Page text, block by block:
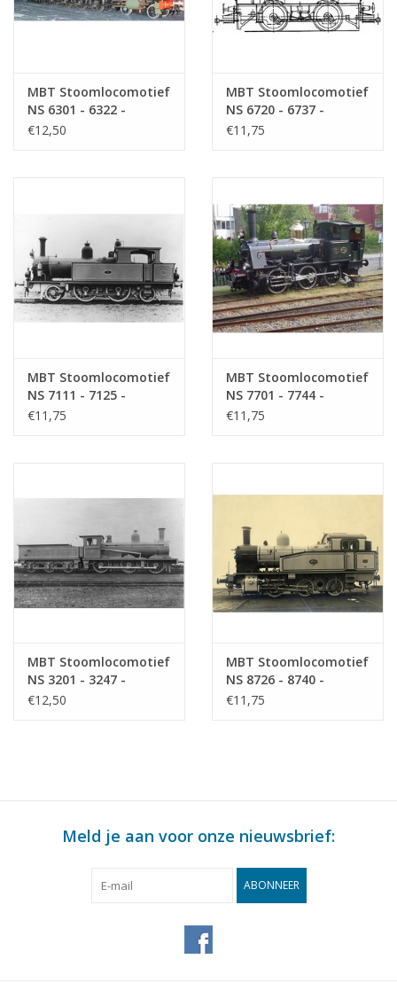
MBT Stoomlocomotief
NS 6301 - 6322 -
Bouwtekening Schaal 1
€12,50
MBT Stoomlocomotief
NS 6720 - 6737 -
Bouwtekening Schaal 1
€11,75
MBT Stoomlocomotief
NS 7111 - 7125 -
Bouwtekening Schaal 1
€11,75
MBT Stoomlocomotief
NS 7701 - 7744 -
Bouwtekening Schaal 1
€11,75
MBT Stoomlocomotief
NS 3201 - 3247 -
Bouwtekening Schaal 1
€12,50
MBT Stoomlocomotief
NS 8726 - 8740 -
Bouwtekening Schaal 1
€11,75
Meld je aan voor onze nieuwsbrief:
ABONNEER